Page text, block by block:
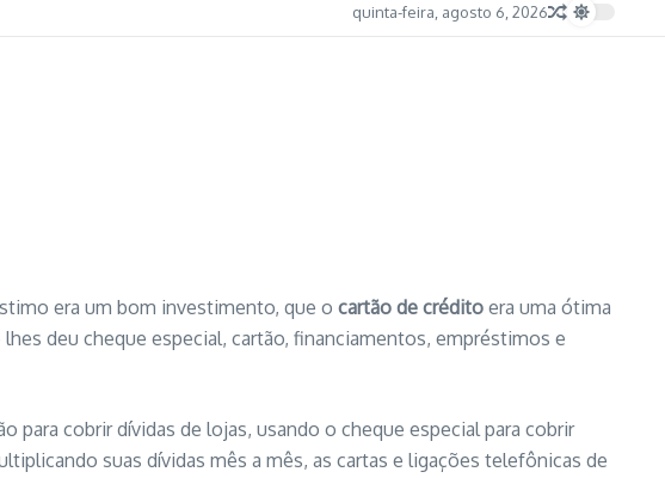
quinta-feira, agosto 6, 2026
era um bom investimento, que o cartão de crédito era uma ótima
deu cheque especial, cartão, financiamentos, empréstimos e
cobrir dívidas de lojas, usando o cheque especial para cobrir
suas dívidas mês a mês, as cartas e ligações telefônicas de